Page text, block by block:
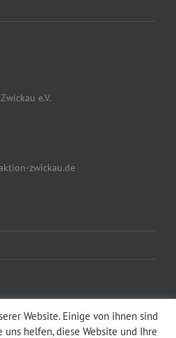
e.V.
zwickau.de
Website. Einige von ihnen sind
uns helfen, diese Website und Ihre